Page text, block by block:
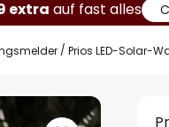
extra auf fast alles
Prios LED-Solar-